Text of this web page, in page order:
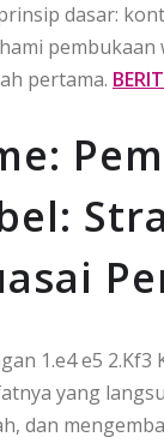
dasar:
pertama.
1.e4 e5
yang
dan